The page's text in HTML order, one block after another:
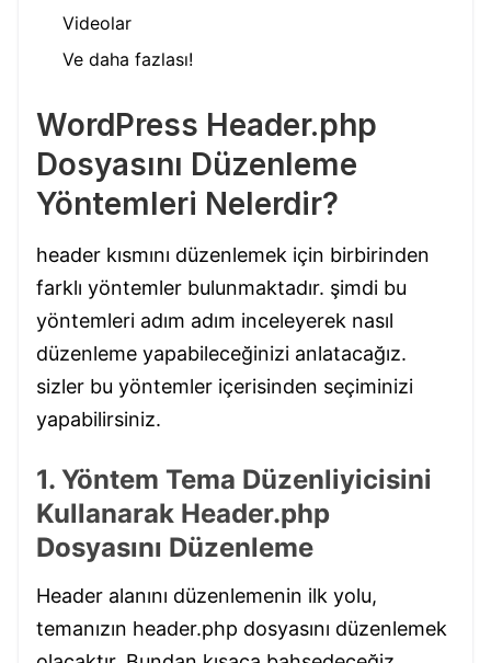
Videolar
Ve daha fazlası!
WordPress Header.php
Dosyasını Düzenleme
Yöntemleri Nelerdir?
header kısmını düzenlemek için birbirinden
farklı yöntemler bulunmaktadır. şimdi bu
yöntemleri adım adım inceleyerek nasıl
düzenleme yapabileceğinizi anlatacağız.
sizler bu yöntemler içerisinden seçiminizi
yapabilirsiniz.
1. Yöntem Tema Düzenliyicisini
Kullanarak Header.php
Dosyasını Düzenleme
Header alanını düzenlemenin ilk yolu,
temanızın header.php dosyasını düzenlemek